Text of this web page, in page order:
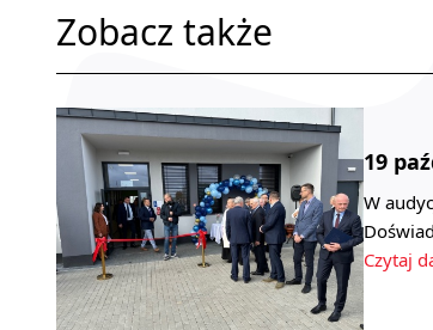
Zobacz także
19
W
Czytaj